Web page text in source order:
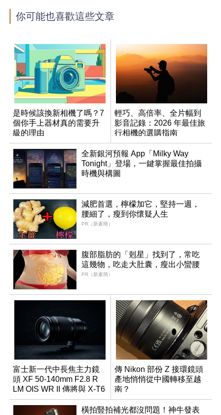
你可能也喜歡這些文章
是時候該換新相機了嗎？7
個你手上器材真的需要升
級的理由
輕巧、高倍率、全片幅到
影音記錄：2026 年最佳旅
行相機的選購指南
全新銀河預報 App「Milky Way
Tonight」登場，一鍵掌握最佳拍攝
時機與構圖
減肥首選，檸檬加它，堅持一週，
腰細了，瘦到你懷疑人生
PR（新素簡）
腹部脂肪的「剋星」找到了，常吃
這幾物，吃走大肚囊，瘦出小蠻腰
PR（新素簡）
富士新一代中長焦主力鏡
頭 XF 50-140mm F2.8 R
LM OIS WR II 傳將與 X-T6
同步亮相
傳 Nikon 部份 Z 接環鏡頭
產地悄悄從中國轉移至越
南？
橫拍豎拍補光都沒問題！神牛發表